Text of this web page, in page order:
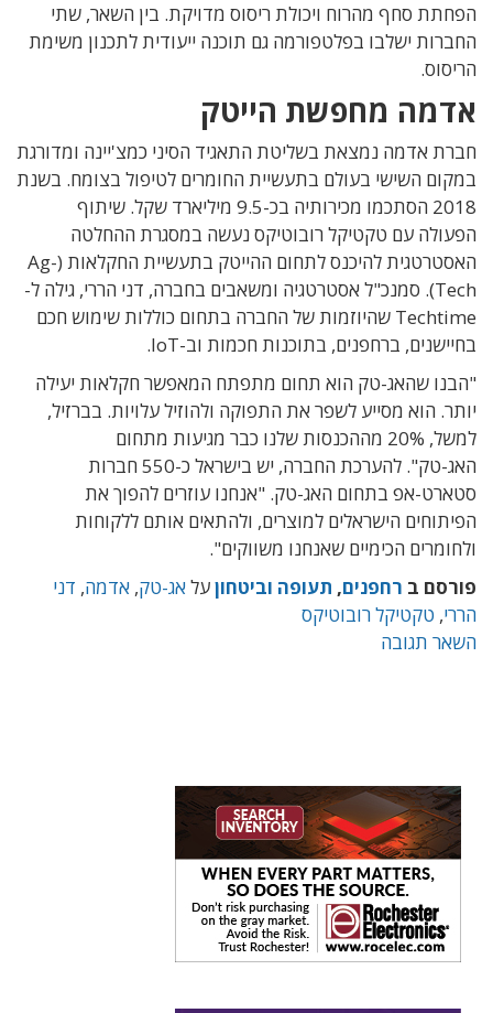
הפחתת סחף מהרוח ויכולת ריסוס מדויקת. בין השאר, שתי
החברות ישלבו בפלטפורמה גם תוכנה ייעודית לתכנון משימת
הריסוס.
אדמה מחפשת הייטק
חברת אדמה נמצאת בשליטת התאגיד הסיני כמצ'יינה ומדורגת
במקום השישי בעולם בתעשיית החומרים לטיפול בצומח. בשנת
2018 הסתכמו מכירותיה בכ-9.5 מיליארד שקל. שיתוף
הפעולה עם טקטיקל רובוטיקס נעשה במסגרת ההחלטה
האסטרטגית להיכנס לתחום ההייטק בתעשיית החקלאות (Ag-
Tech). סמנכ"ל אסטרטגיה ומשאבים בחברה, דני הררי, גילה ל-
Techtime שהיוזמות של החברה בתחום כוללות שימוש חכם
בחיישנים, ברחפנים, בתוכנות חכמות וב-IoT.
"הבנו שהאג-טק הוא תחום מתפתח המאפשר חקלאות יעילה
יותר. הוא מסייע לשפר את התפוקה ולהוזיל עלויות. בברזיל,
למשל, 20% מההכנסות שלנו כבר מגיעות מתחום
האג-טק". להערכת החברה, יש בישראל כ-550 חברות
סטארט-אפ בתחום האג-טק. "אנחנו עוזרים להפוך את
הפיתוחים הישראלים למוצרים, ולהתאים אותם ללקוחות
ולחומרים הכימיים שאנחנו משווקים".
פורסם ב רחפנים, תעופה וביטחוןעלאג-טק, אדמה, דני
הררי, טקטיקל רובוטיקס
השאר תגובה